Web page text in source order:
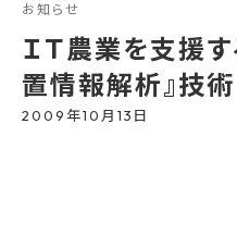
お知らせ
ＩＴ農業を支援す
置情報解析』技術
2009年10月13日